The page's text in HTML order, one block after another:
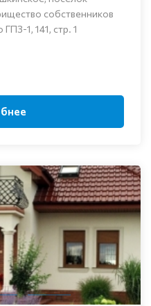
собственников
1, 141, стр. 1